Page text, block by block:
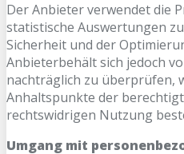
Der Anbieter verwendet die
statistische Auswertungen
Sicherheit und der
Anbieterbehält sich jedoch
nachträglich zu überprüfen,
Anhaltspunkte der
rechtswidrigen Nutzung
Umgang mit